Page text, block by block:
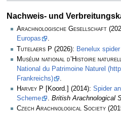
Nachweis- und
Arachnologische Gesellschaft
Europas
.
Tutelaers P (2026): Benelux
Muséum national d’Histoire
National du Patrimoine Naturel
Frankreichs)
.
Harvey P [Koord.] (2014): Spider
Scheme
. British Arachnological
Czech Arachnological Society